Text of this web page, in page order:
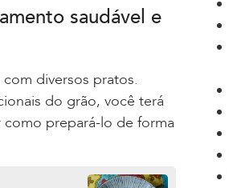
saudável e
diversos pratos.
do grão, você terá
prepará-lo de forma